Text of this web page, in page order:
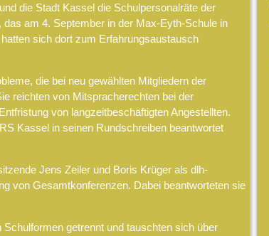
die Stadt Kassel die Schulpersonalräte der
am 4. September in der Max-Eyth-Schule in
sich dort zum Erfahrungsaustausch
die bei neu gewählten Mitgliedern der
reichten von Mitspracherechten bei der
von langzeitbeschäftigten Angestellten.
Kassel in seinen Rundschreiben beantwortet
Jens Zeiler und Boris Krüger als dlh-
von Gesamtkonferenzen. Dabei beantworteten sie
getrennt und tauschten sich über